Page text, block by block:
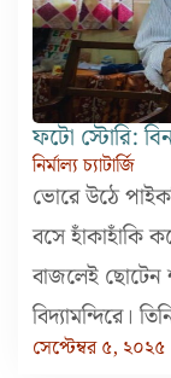
ফটো স্টোরি:
নির্মাল্য চ্যাটার্জি
ভোরে উঠে
বসে হাঁকাহাঁকি
বাজলেই ছোটেন
বিদ্যামন্দিরে।
সেপ্টেম্বর ৫, ২০২৫